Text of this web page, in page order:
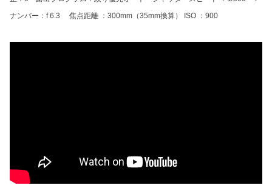
ナンバー：f 6.3 焦点距離 ：300mm（35mm換算） ISO ：900